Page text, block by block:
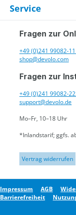
Service
Fragen zur
+49 (0)241 99082-
shop@devolo.com
Fragen zur
+49 (0)241 99082-
support@devolo.de
Mo–Fr, 10–18 Uhr
*Inlandstarif; ggfs.
Vertrag widerrufen
Impressum AGB
Barrierefreiheit